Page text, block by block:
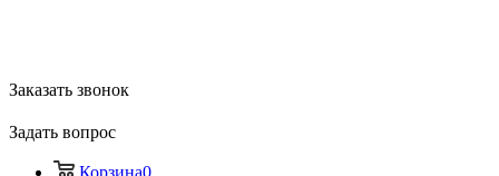
Заказать звонок
Задать вопрос
Корзина0